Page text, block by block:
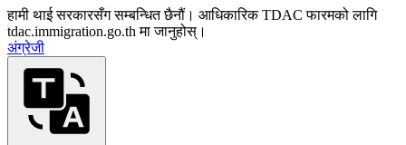
हामी थाई सरकारसँग सम्बन्धित छैनौं। आधिकारिक TDAC फारमको लागि
tdac.immigration.go.th मा जानुहोस्।
अंग्रेजी